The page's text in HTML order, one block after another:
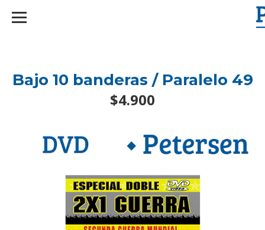
Bajo 10 banderas / Paralelo 49
$4.900